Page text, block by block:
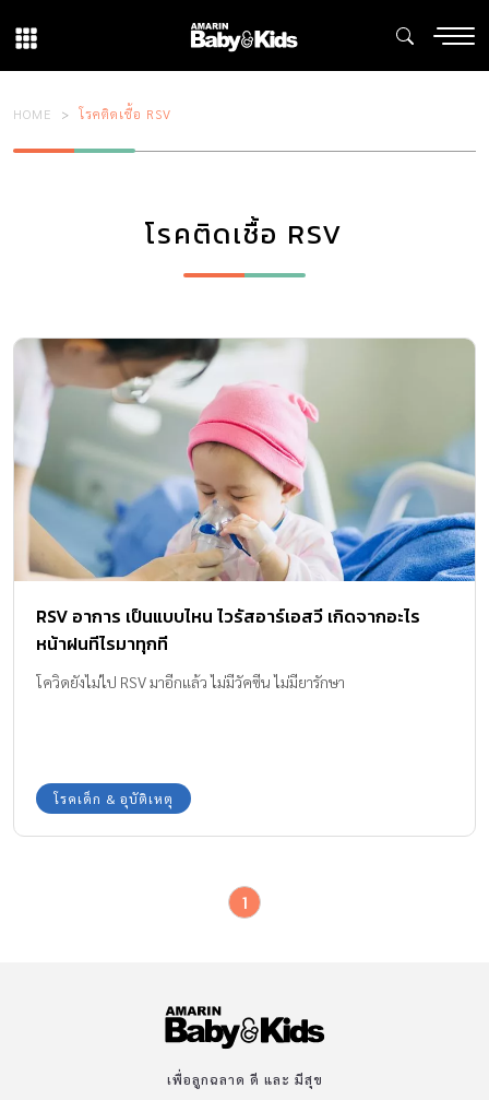
HOME โรคติดเชื้อ RSV
โรคติดเชื้อ RSV
RSV อาการ เป็นแบบไหน ไวรัสอาร์เอสวี เกิดจากอะไร
หน้าฝนทีไรมาทุกที
โควิดยังไม่ไป RSV มาอีกแล้ว ไม่มีวัคซีน ไม่มียารักษา
โรคเด็ก & อุบัติเหตุ
1
เพื่อลูกฉลาด ดี และ มีสุข